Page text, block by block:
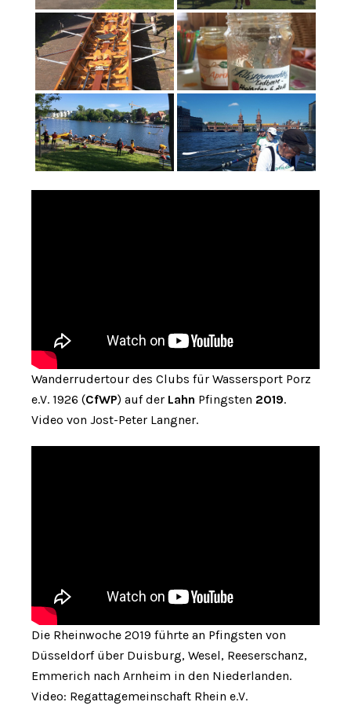
Wanderrudertour des Clubs für Wassersport Porz
e.V. 1926 (CfWP) auf der Lahn Pfingsten 2019.
Video von Jost-Peter Langner.
Die Rheinwoche 2019 führte an Pfingsten von
Düsseldorf über Duisburg, Wesel, Reeserschanz,
Emmerich nach Arnheim in den Niederlanden.
Video: Regattagemeinschaft Rhein e.V.